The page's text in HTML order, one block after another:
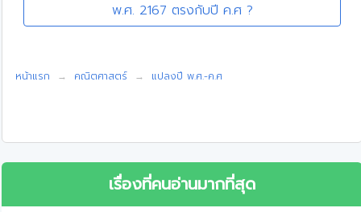
พ.ศ. 2167 ตรงกับปี ค.ศ ?
หน้าแรก คณิตศาสตร์ แปลงปี พ.ศ.-ค.ศ
เรื่องที่คนอ่านมากที่สุด